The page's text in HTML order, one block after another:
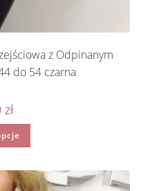
z Odpinanym
do 54 czarna
zł
Ten
ma
Opcje
można